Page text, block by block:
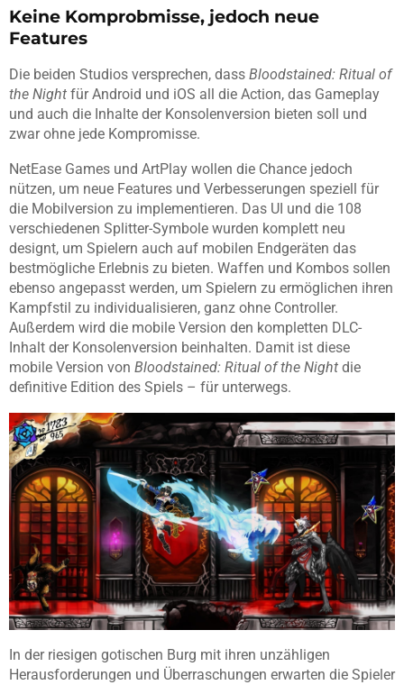
Keine Komprobmisse, jedoch neue
Features
Die beiden Studios versprechen, dass Bloodstained: Ritual of
the Night für Android und iOS all die Action, das Gameplay
und auch die Inhalte der Konsolenversion bieten soll und
zwar ohne jede Kompromisse.
NetEase Games und ArtPlay wollen die Chance jedoch
nützen, um neue Features und Verbesserungen speziell für
die Mobilversion zu implementieren. Das UI und die 108
verschiedenen Splitter-Symbole wurden komplett neu
designt, um Spielern auch auf mobilen Endgeräten das
bestmögliche Erlebnis zu bieten. Waffen und Kombos sollen
ebenso angepasst werden, um Spielern zu ermöglichen ihren
Kampfstil zu individualisieren, ganz ohne Controller.
Außerdem wird die mobile Version den kompletten DLC-
Inhalt der Konsolenversion beinhalten. Damit ist diese
mobile Version von Bloodstained: Ritual of the Night die
definitive Edition des Spiels – für unterwegs.
In der riesigen gotischen Burg mit ihren unzähligen
Herausforderungen und Überraschungen erwarten die Spieler